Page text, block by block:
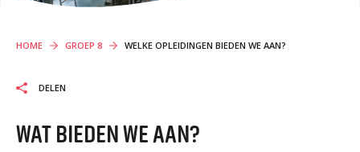
Begeleiding
Maatschappelijk betrokken
HOME GROEP 8 WELKE OPLEIDINGEN BIEDEN WE AAN?
DELEN
WAT BIEDEN WE AAN?